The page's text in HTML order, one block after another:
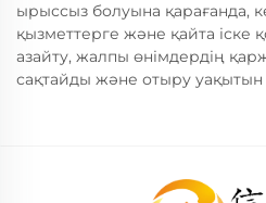
ырыссыз болуына қарағанда,
қызметтерге және қайта іске
азайту, жалпы өнімдердің
сақтайды және отыру уақытын